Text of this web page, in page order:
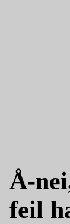
Å-
feil